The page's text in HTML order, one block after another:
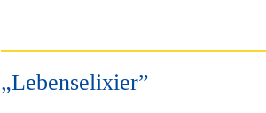
„Lebenselixier”